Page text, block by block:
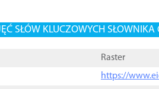
SŁÓW KLUCZOWYCH SŁOWNIKA
Raster
https://